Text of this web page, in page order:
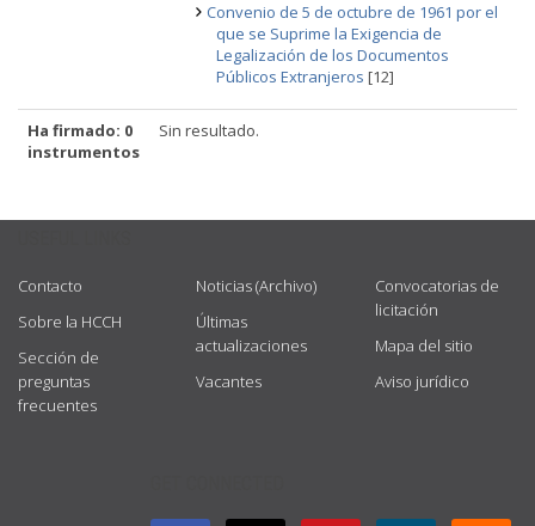
Convenio de 5 de octubre de 1961 por el
que se Suprime la Exigencia de
Legalización de los Documentos
Públicos Extranjeros [12]
Ha firmado: 0
instrumentos
Sin resultado.
Contacto
Sobre la HCCH
Sección de
preguntas
frecuentes
Noticias (Archivo)
Últimas
actualizaciones
Vacantes
Convocatorias de
licitación
Mapa del sitio
Aviso jurídico